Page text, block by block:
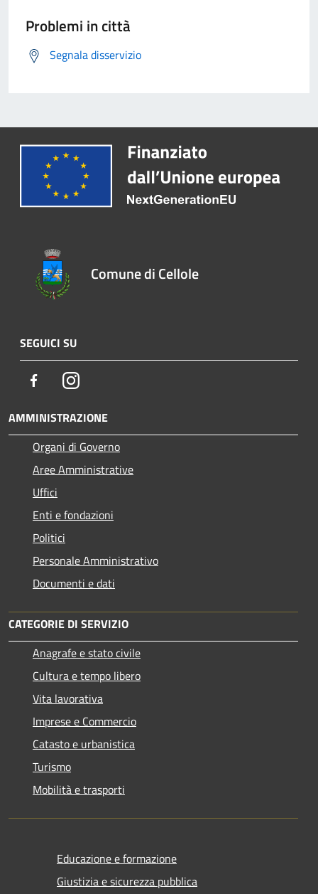
Problemi in città
Segnala disservizio
Comune di Cellole
SEGUICI SU
FacebookInstagram
AMMINISTRAZIONE
Organi di Governo
Aree Amministrative
Uffici
Enti e fondazioni
Politici
Personale Amministrativo
Documenti e dati
CATEGORIE DI SERVIZIO
Anagrafe e stato civile
Cultura e tempo libero
Vita lavorativa
Imprese e Commercio
Catasto e urbanistica
Turismo
Mobilità e trasporti
Educazione e formazione
Giustizia e sicurezza pubblica